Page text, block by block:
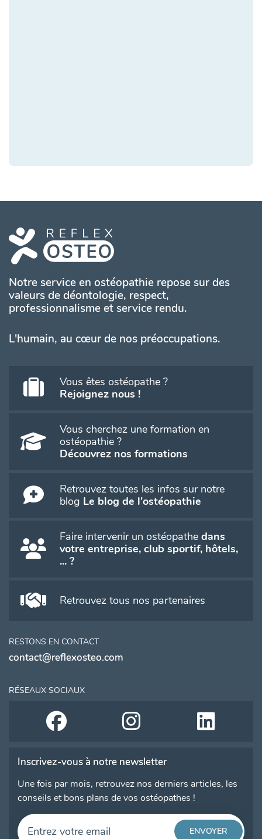
Notre service en ostéopathie repose sur des
valeurs de déontologie, respect,
professionnalisme et service rendu.
L'humain, au cœur de nos préoccupations.
Vous êtes ostéopathe ?
Rejoignez nous !
Vous cherchez une formation en
ostéopathie ?
Découvrez nos formations
Retrouvez toutes les infos sur notre
blog Le blog de l'ostéopathie
Faire intervenir un ostéopathe dans
votre entreprise, club sportif, hôtels,
... ?
Retrouvez tous nos partenaires
RESTONS EN CONTACT
contact@reflexosteo.com
RÉSEAUX SOCIAUX
Inscrivez-vous à notre newsletter
Une fois par mois, retrouvez nos derniers articles, les
conseils et bons plans de vos ostéopathes !